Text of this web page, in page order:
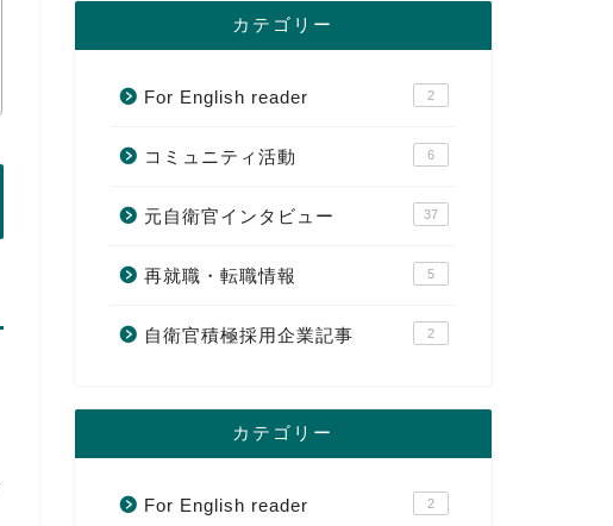
カテゴリー
For English reader 2
コミュニティ活動 6
元自衛官インタビュー 37
再就職・転職情報 5
自衛官積極採用企業記事 2
カテゴリー
For English reader 2